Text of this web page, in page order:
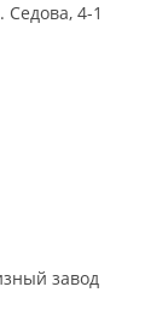
Седова, 4-1
завод